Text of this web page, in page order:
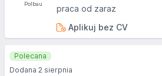
praca od zaraz
Aplikuj bez CV
Polecana
Dodana 2 sierpnia